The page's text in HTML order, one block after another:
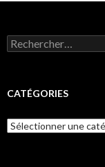
Rechercher :
CATÉGORIES
Catégories